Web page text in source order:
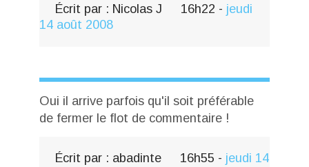
Écrit par : Nicolas J 16h22 - jeudi
14 août 2008
Oui il arrive parfois qu'il soit préférable
de fermer le flot de commentaire !
Écrit par : abadinte 16h55 - jeudi 14